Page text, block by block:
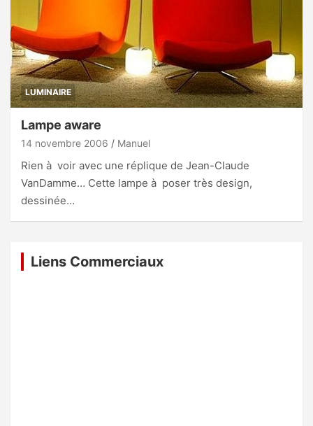
LUMINAIRE
Lampe aware
14 novembre 2006 Manuel
Rien à voir avec une réplique de Jean-Claude
VanDamme… Cette lampe à poser très design,
dessinée…
Liens Commerciaux